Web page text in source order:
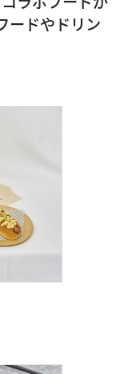
ードやドリン